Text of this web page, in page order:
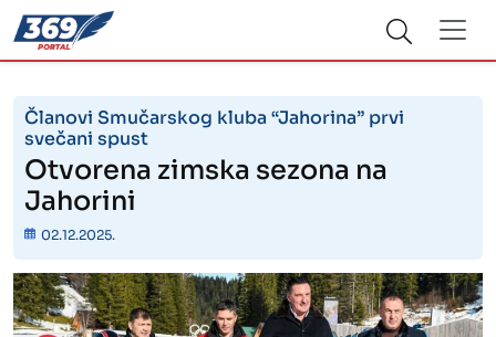
Članovi Smučarskog kluba “Jahorina” prvi
svečani spust
Otvorena zimska sezona na
Jahorini
02.12.2025.